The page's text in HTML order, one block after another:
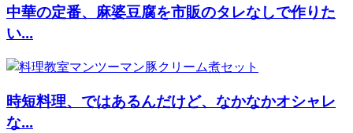
中華の定番、麻婆豆腐を市販のタレなしで作りた
い...
時短料理、ではあるんだけど、なかなかオシャレ
な...